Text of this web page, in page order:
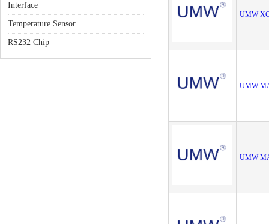
Interface
Temperature Sensor
RS232 Chip
UMW
UMW
UMW